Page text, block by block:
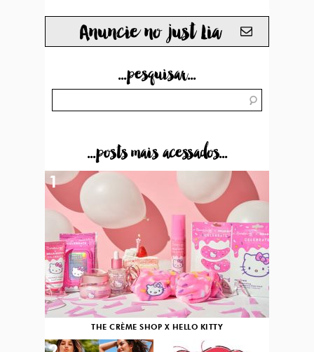
Anuncie no just Lia
...pesquisar...
...posts mais acessados...
THE CRÈME SHOP X HELLO KITTY
1